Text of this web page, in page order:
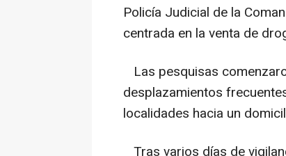
Policía Judicial de la
centrada en la venta de
Las pesquisas
desplazamientos
localidades hacia un
Tras varios días de